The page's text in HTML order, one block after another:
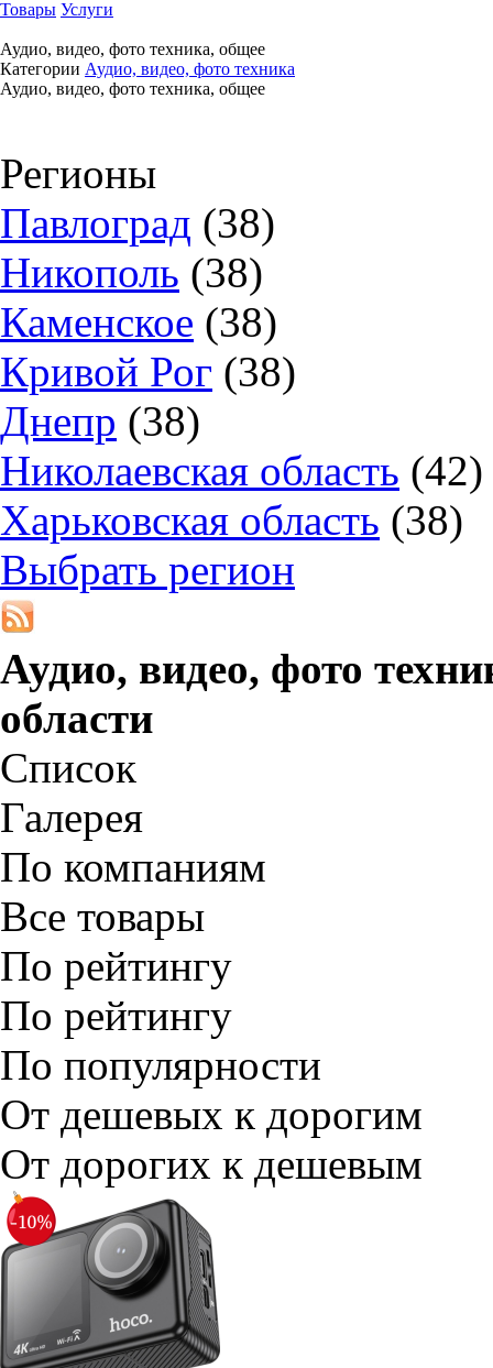
Товары Услуги
Аудио, видео, фото техника, общее
Категории Аудио, видео, фото техника
Аудио, видео, фото техника, общее
Регионы
Павлоград (38)
Никополь (38)
Каменское (38)
Кривой Рог (38)
Днепр (38)
Николаевская область (42)
Харьковская область (38)
Выбрать регион
Аудио, видео, фото
области
Список
Галерея
По компаниям
Все товары
По рейтингу
По рейтингу
По популярности
От дешевых к дорогим
От дорогих к дешевым